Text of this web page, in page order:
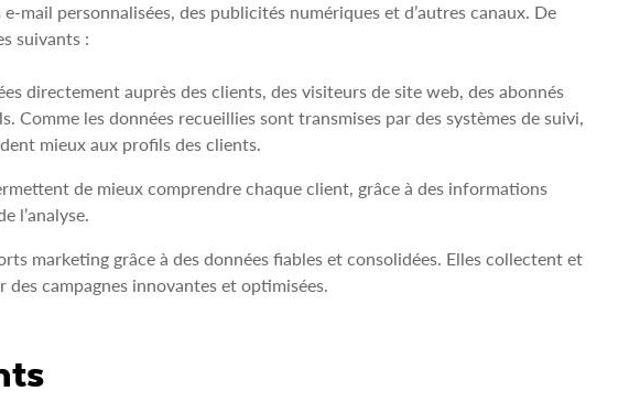
personnalisées, des publicités numériques et d’autres canaux. De
suivants :
directement auprès des clients, des visiteurs de site web, des abonnés
Comme les données recueillies sont transmises par des systèmes de suivi,
mieux aux profils des clients.
de mieux comprendre chaque client, grâce à des informations
l’analyse.
marketing grâce à des données fiables et consolidées. Elles collectent et
campagnes innovantes et optimisées.